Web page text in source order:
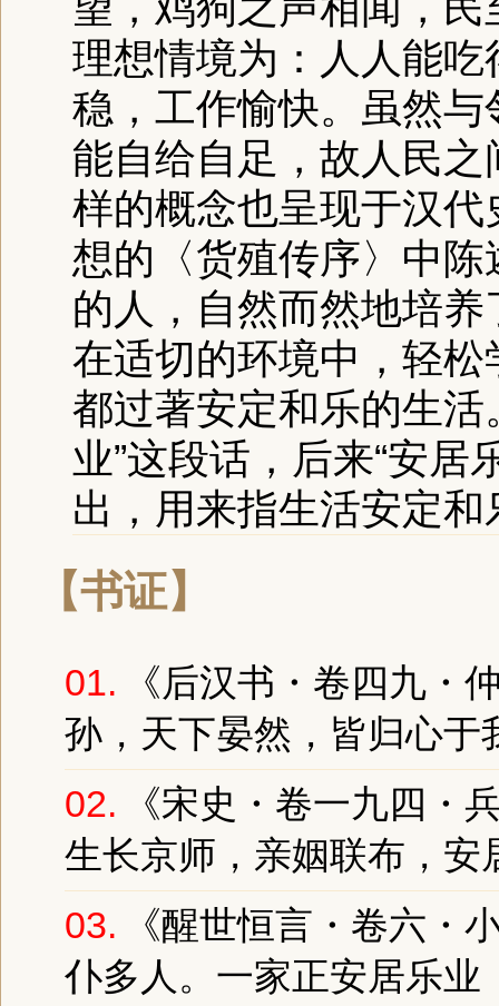
理想情境为：人人能
稳，工作愉快。虽然
能自给自足，故人民
样的概念也呈现于汉
想的〈货殖传序〉中
的人，自然而然地培
在适切的环境中，轻
都过著安定和乐的生活
业”这段话，后来“安居
出，用来指生活安定
【书证】
01.
《后汉书・卷四九・
孙，天下晏然，皆归心于
02.
《宋史・卷一九四・
生长京师，亲姻联布， 安
03.
《醒世恒言・卷六・
仆多人。一家正安居乐业